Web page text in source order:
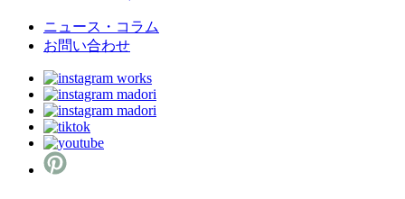
ニュース・コラム
お問い合わせ